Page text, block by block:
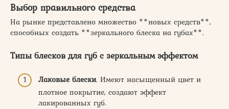
Выбор правильного средства
На рынке представлено множество **новых средств**,
способных создать **зеркального блеска на губах**.
Типы блесков для губ с зеркальным эффектом
Лаковые блески. Имеют насыщенный цвет и
плотное покрытие, создают эффект
лакированных губ.